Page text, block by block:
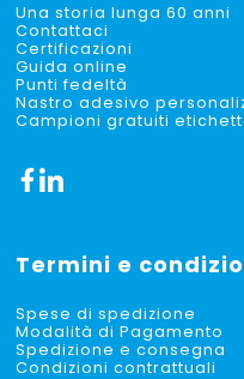
Una storia lunga 60 anni
Contattaci
Certificazioni
Guida online
Punti fedeltà
Nastro adesivo
Campioni gratuiti
Termini e
Spese di spedizione
Modalità di Pagamento
Spedizione e consegna
Condizioni contrattuali